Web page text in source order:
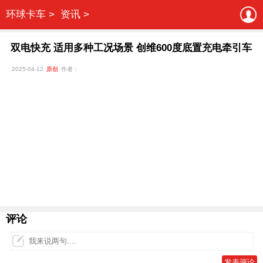
环球卡车 > 资讯 >
双电快充 适用多种工况场景 创维600度底置充电牵引车
2025-04-12 原创 作者：
评论